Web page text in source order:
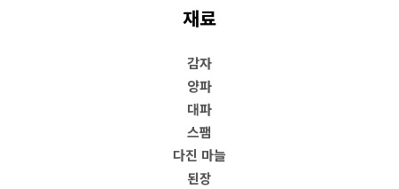
재료
감자
양파
대파
스팸
다진 마늘
된장